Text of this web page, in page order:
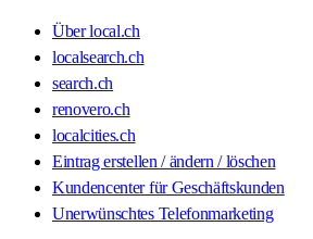
Über local.ch
localsearch.ch
search.ch
renovero.ch
localcities.ch
Eintrag erstellen / ändern / löschen
Kundencenter für Geschäftskunden
Unerwünschtes Telefonmarketing